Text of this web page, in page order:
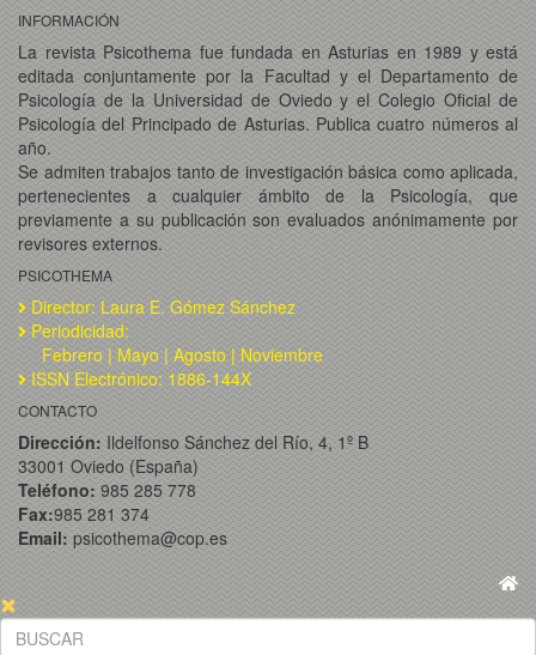
INFORMACIÓN
La revista Psicothema fue fundada en Asturias en 1989 y está
editada conjuntamente por la Facultad y el Departamento de
Psicología de la Universidad de Oviedo y el Colegio Oficial de
Psicología del Principado de Asturias. Publica cuatro números al
año.
Se admiten trabajos tanto de investigación básica como aplicada,
pertenecientes a cualquier ámbito de la Psicología, que
previamente a su publicación son evaluados anónimamente por
revisores externos.
PSICOTHEMA
Director: Laura E. Gómez Sánchez
Periodicidad:
Febrero | Mayo | Agosto | Noviembre
ISSN Electrónico: 1886-144X
CONTACTO
Dirección: Ildelfonso Sánchez del Río, 4, 1º B
33001 Oviedo (España)
Teléfono: 985 285 778
Fax:985 281 374
Email: psicothema@cop.es